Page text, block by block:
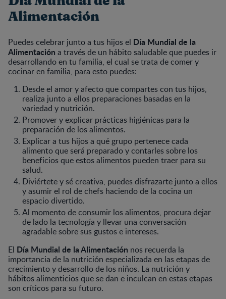
Alimentación
Puedes celebrar junto a tus hijos el Día Mundial de la
Alimentación a través de un hábito saludable que puedes ir
desarrollando en tu familia, el cual se trata de comer y
cocinar en familia, para esto puedes:
Desde el amor y afecto que compartes con tus hijos,
realiza junto a ellos preparaciones basadas en la
variedad y nutrición.
Promover y explicar prácticas higiénicas para la
preparación de los alimentos.
Explicar a tus hijos a qué grupo pertenece cada
alimento que será preparado y contarles sobre los
beneficios que estos alimentos pueden traer para su
salud.
Diviértete y sé creativa, puedes disfrazarte junto a ellos
y asumir el rol de chefs haciendo de la cocina un
espacio divertido.
Al momento de consumir los alimentos, procura dejar
de lado la tecnología y llevar una conversación
agradable sobre sus gustos e intereses.
El Día Mundial de la Alimentación nos recuerda la
importancia de la nutrición especializada en las etapas de
crecimiento y desarrollo de los niños. La nutrición y
hábitos alimenticios que se dan e inculcan en estas etapas
son críticos para su futuro.